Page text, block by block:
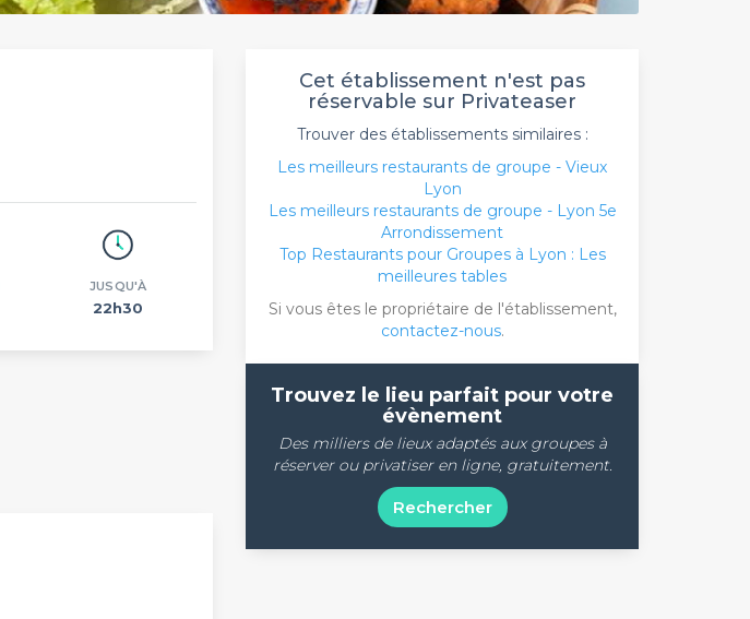
JUSQU'À
22h30
Cet établissement n'est pas
réservable sur Privateaser
Trouver des établissements similaires :
Les meilleurs restaurants de groupe - Vieux
Lyon
Les meilleurs restaurants de groupe - Lyon 5e
Arrondissement
Top Restaurants pour Groupes à Lyon : Les
meilleures tables
Si vous êtes le propriétaire de l'établissement,
contactez-nous.
Trouvez le lieu parfait pour votre
évènement
Des milliers de lieux adaptés aux groupes à
réserver ou privatiser en ligne, gratuitement.
Rechercher